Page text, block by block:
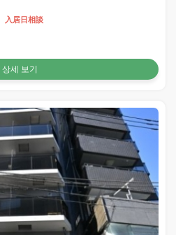
入居日相談
상세 보기